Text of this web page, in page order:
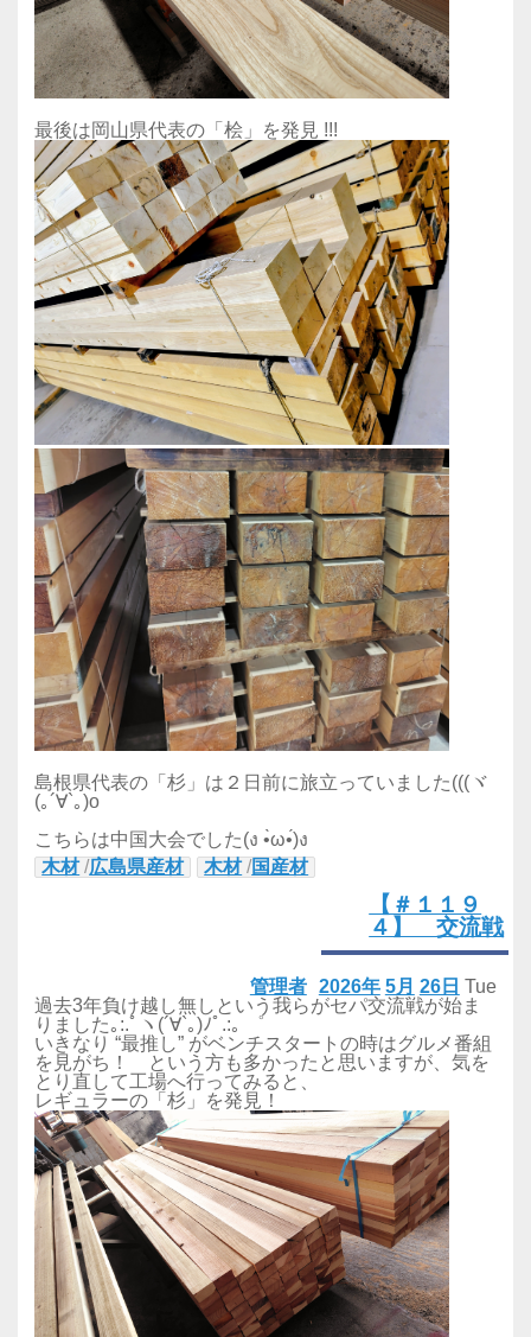
最後は岡山県代表の「桧」を発見 !!!
島根県代表の「杉」は２日前に旅立っていました(((ヾ
(｡´∀`｡)o
こちらは中国大会でした(ง •̀ω•́)ง
木材/広島県産材 木材/国産材
【＃１１９
４】 交流戦
2026年 5月 26日 Tue
管理者
過去3年負け越し無しという我らがセパ交流戦が始ま
りました｡:.ﾟヽ(´∀`｡)ﾉﾟ.:｡ ゜
いきなり “最推し” がベンチスタートの時はグルメ番組
を見がち！ という方も多かったと思いますが、気を
とり直して工場へ行ってみると、
レギュラーの「杉」を発見！